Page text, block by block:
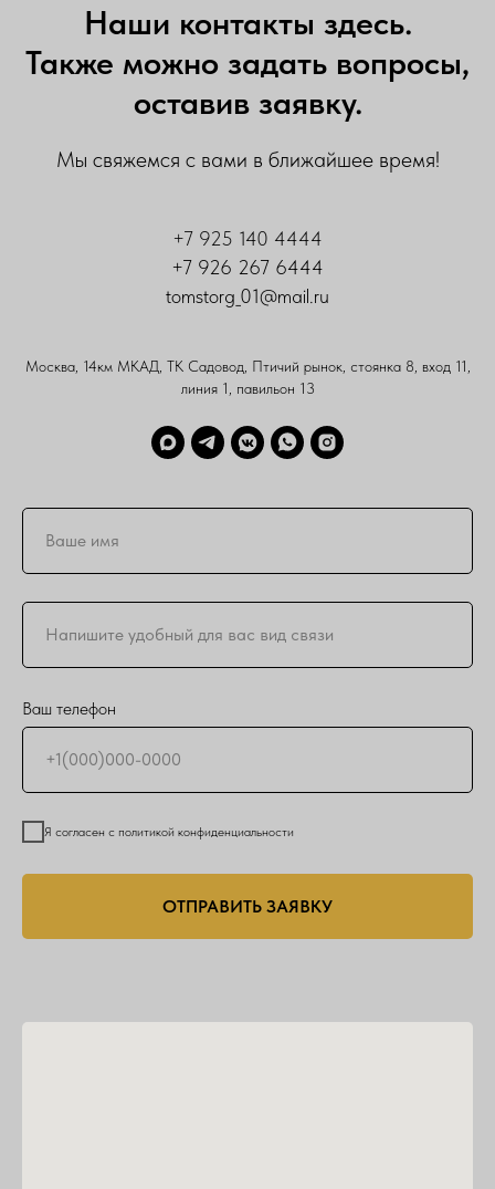
Наши контакты здесь.
Также можно задать вопросы,
оставив заявку.
Мы свяжемся с вами в ближайшее время!
+7 925 140 4444
+7 926 267 6444
tomstorg_01@mail.ru
Москва, 14км МКАД, ТК Садовод, Птичий рынок, стоянка 8, вход 11,
линия 1, павильон 13
Ваш телефон
Я согласен с политикой конфиденциальности
ОТПРАВИТЬ ЗАЯВКУ